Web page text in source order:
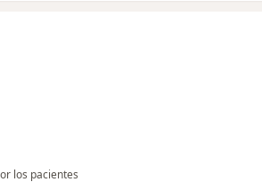
los pacientes